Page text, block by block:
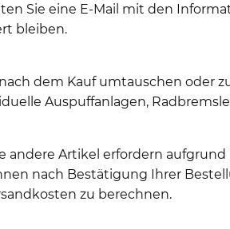
Sie eine E-Mail mit den
bleiben.
dem Kauf umtauschen oder
Auspuffanlagen,
Artikel erfordern
nach Bestätigung Ihrer
zu berechnen.